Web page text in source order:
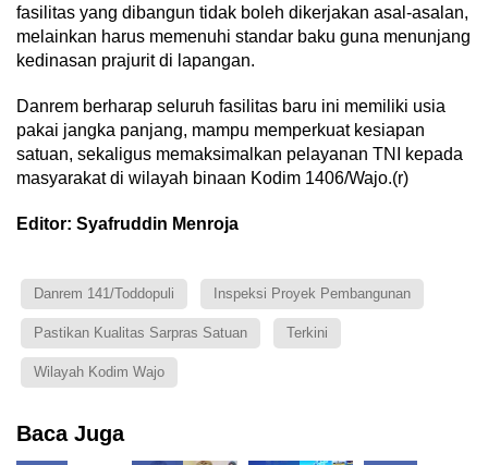
fasilitas yang dibangun tidak boleh dikerjakan asal-asalan,
melainkan harus memenuhi standar baku guna menunjang
kedinasan prajurit di lapangan.
Danrem berharap seluruh fasilitas baru ini memiliki usia
pakai jangka panjang, mampu memperkuat kesiapan
satuan, sekaligus memaksimalkan pelayanan TNI kepada
masyarakat di wilayah binaan Kodim 1406/Wajo.(r)
Editor: Syafruddin Menroja
Danrem 141/Toddopuli Inspeksi Proyek Pembangunan
Pastikan Kualitas Sarpras Satuan Terkini
Wilayah Kodim Wajo
Baca Juga